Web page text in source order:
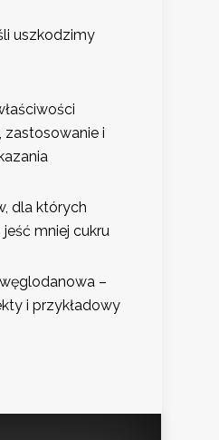
uszkodzimy
zastosowanie i
dla których
mniej cukru
–
i przykładowy